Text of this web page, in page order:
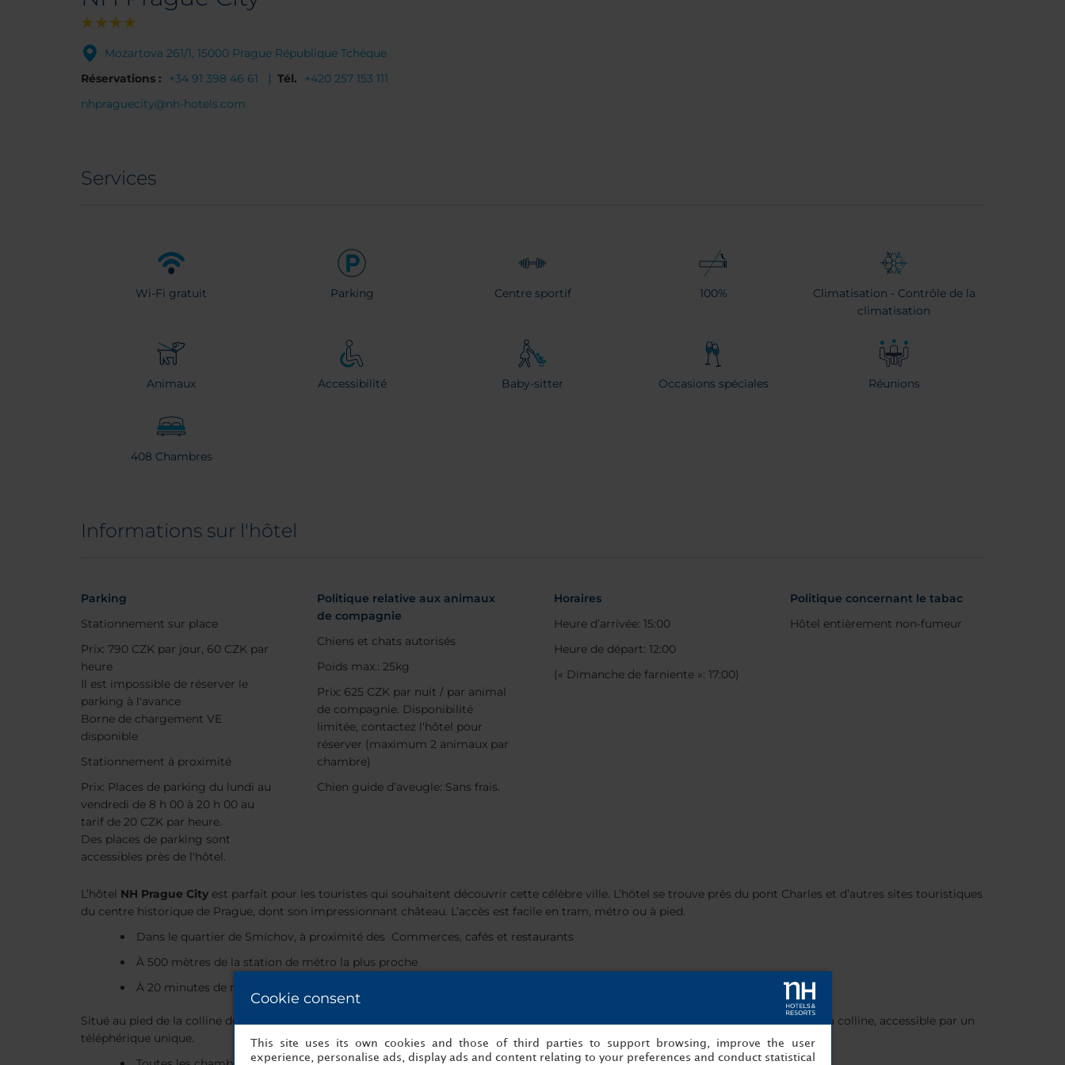
Mozartova 261/1, 15000 Prague République Tchèque
Réservations :
+34 91 398 46 61 Tél.
+420 257 153 111
nhpraguecity@nh-hotels.com
Services
Wi-Fi gratuit Parking Centre sportif 100%
Climatisation - Contrôle de la
climatisation
Animaux Accessibilité Baby-sitter Occasions spéciales Réunions
408 Chambres
Informations sur l'hôtel
Parking
Stationnement sur place
Prix: 790 CZK par jour, 60 CZK par
heure
Il est impossible de réserver le
parking à l'avance
Borne de chargement VE
disponible
Stationnement à proximité
Prix: Places de parking du lundi au
vendredi de 8 h 00 à 20 h 00 au
tarif de 20 CZK par heure.
Des places de parking sont
accessibles près de l'hôtel.
Politique relative aux animaux
de compagnie
Chiens et chats autorisés
Poids max.: 25kg
Prix: 625 CZK par nuit / par animal
de compagnie. Disponibilité
limitée, contactez l'hôtel pour
réserver (maximum 2 animaux par
chambre)
Chien guide d’aveugle: Sans frais.
Horaires
Heure d’arrivée: 15:00
Heure de départ: 12:00
(« Dimanche de farniente »: 17:00)
Politique concernant le tabac
Hôtel entièrement non-fumeur
L’hôtel NH Prague City est parfait pour les touristes qui souhaitent découvrir cette célèbre ville. L’hôtel se trouve près du pont Charles et d’autres sites touristiques
du centre historique de Prague, dont son impressionnant château. L’accès est facile en tram, métro ou à pied.
Dans le quartier de Smíchov, à proximité des Commerces, cafés et restaurants
À 500 mètres de la station de métro la plus proche
À 20 minutes de marche du centre-ville
Situé au pied de la colline de Mrázovka, l'hôtel propose 309 chambres. L'hôtel jumeau NH Collection Prague est installé au sommet de la colline, accessible par un
téléphérique unique.
Cookie consent
This site uses its own cookies and those of third parties to support browsing, improve the user
experience, personalise ads, display ads and content relating to your preferences and conduct statistical